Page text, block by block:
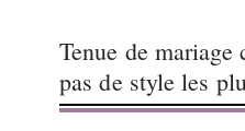
Tenue de
pas de style les